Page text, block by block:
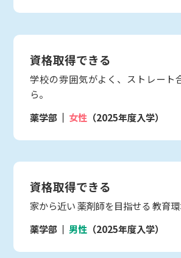
資格取得できる
学校の雰囲気がよく、ストレート
ら。
薬学部
女性 （2025年度入学）
資格取得できる
家から近い 薬剤師を目指せる 教育
薬学部
男性 （2025年度入学）